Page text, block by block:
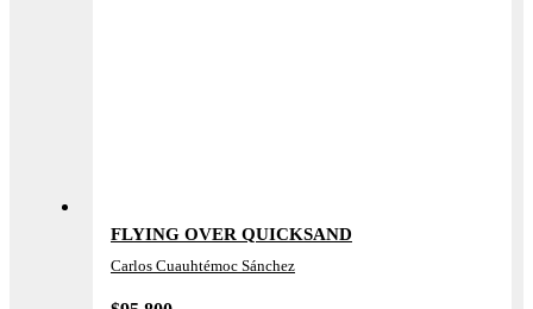
FLYING OVER QUICKSAND
Carlos Cuauhtémoc Sánchez